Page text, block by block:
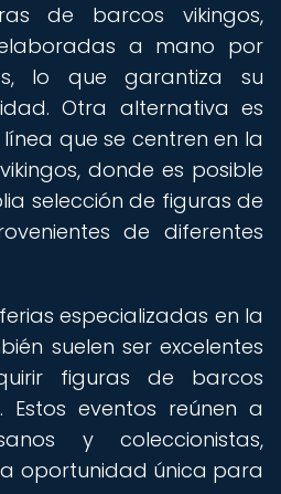
de barcos vikingos,
a mano por
lo que garantiza su
Otra alternativa es
que se centren en la
donde es posible
selección de figuras de
de diferentes
especializadas en la
suelen ser excelentes
figuras de barcos
Estos eventos reúnen a
y coleccionistas,
oportunidad única para